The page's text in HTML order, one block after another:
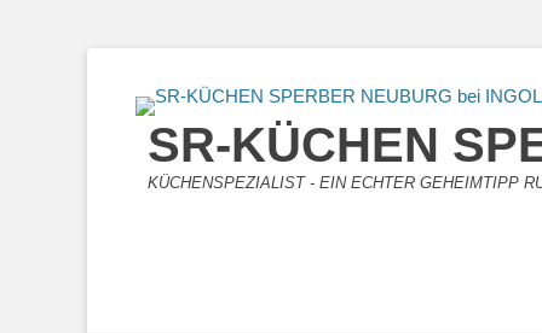
SR-KÜCHEN
KÜCHENSPEZIALIST - EIN ECHTER GEHEIMTIPP